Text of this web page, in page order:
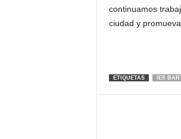
continuamos
ciudad y
ETIQUETAS IES